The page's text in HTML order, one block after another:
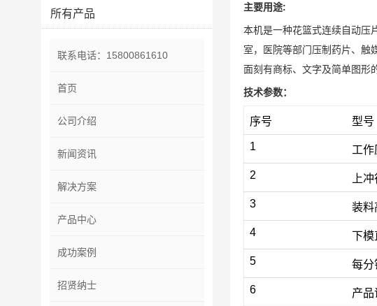
主要用途:
本机是一种花篮式连续自动压
室，医院等部门压制药片、触
面刻有商标、文字及简单图形
技术参数：
序号 型号
1 工作
2 上
3 装料
4 下模
5 每分
6 产品
所有产品
联系电话：15800861610
首页
公司介绍
新闻资讯
解决方案
产品中心
成功案例
招贤纳士